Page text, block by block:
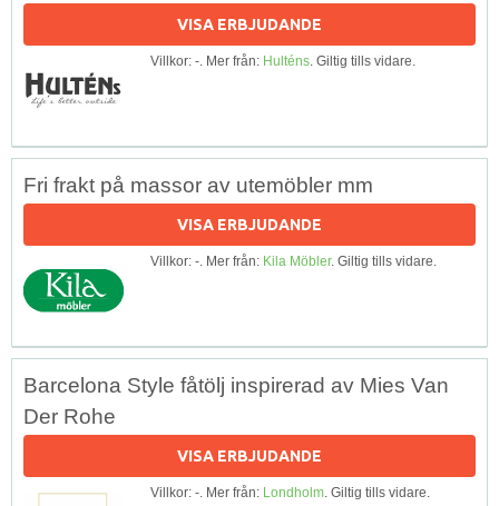
VISA ERBJUDANDE
Villkor: -. Mer från: Hulténs. Giltig tills vidare.
Fri frakt på massor av utemöbler mm
VISA ERBJUDANDE
Villkor: -. Mer från: Kila Möbler. Giltig tills vidare.
Barcelona Style fåtölj inspirerad av Mies Van
Der Rohe
VISA ERBJUDANDE
Villkor: -. Mer från: Londholm. Giltig tills vidare.